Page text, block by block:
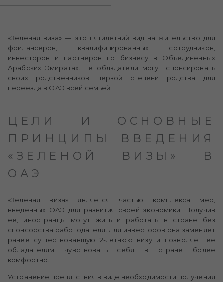
«Зеленая виза» — это пятилетний вид на жительство для
фрилансеров, квалифицированных сотрудников,
инвесторов и партнеров по бизнесу в Объединенных
Арабских Эмиратах. Ее обладатели могут спонсировать
своих родственников первой степени родства для
переезда в ОАЭ всей семьей.
ЦЕЛИ И ОСНОВНЫЕ
ПРИНЦИПЫ ВВЕДЕНИЯ
«ЗЕЛЕНОЙ ВИЗЫ» В
ОАЭ
«Зеленая виза» является частью комплекса мер,
введенных ОАЭ для развития своей экономики. Получив
ее, иностранцы могут жить и работать в стране без
спонсорства работодателя. Для инвесторов она заменяет
ранее существовавшую 2-летнюю визу и позволяет ее
обладателям чувствовать себя в стране более
комфортно.
Устранение препятствия в виде необходимости получения